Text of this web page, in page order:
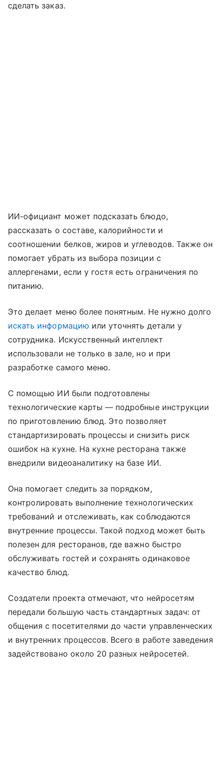
сделать заказ.
ИИ-официант может подсказать блюдо,
рассказать о составе, калорийности и
соотношении белков, жиров и углеводов. Также он
помогает убрать из выбора позиции с
аллергенами, если у гостя есть ограничения по
питанию.
Это делает меню более понятным. Не нужно долго
искать информацию или уточнять детали у
сотрудника. Искусственный интеллект
использовали не только в зале, но и при
разработке самого меню.
С помощью ИИ были подготовлены
технологические карты — подробные инструкции
по приготовлению блюд. Это позволяет
стандартизировать процессы и снизить риск
ошибок на кухне. На кухне ресторана также
внедрили видеоаналитику на базе ИИ.
Она помогает следить за порядком,
контролировать выполнение технологических
требований и отслеживать, как соблюдаются
внутренние процессы. Такой подход может быть
полезен для ресторанов, где важно быстро
обслуживать гостей и сохранять одинаковое
качество блюд.
Создатели проекта отмечают, что нейросетям
передали большую часть стандартных задач: от
общения с посетителями до части управленческих
и внутренних процессов. Всего в работе заведения
задействовано около 20 разных нейросетей.